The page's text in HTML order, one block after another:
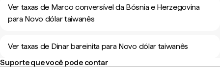
Ver taxas de Marco conversível da Bósnia e Herzegovina
para Novo dólar taiwanês
Ver taxas de Dinar bareinita para Novo dólar taiwanês
Suporte que você pode contar